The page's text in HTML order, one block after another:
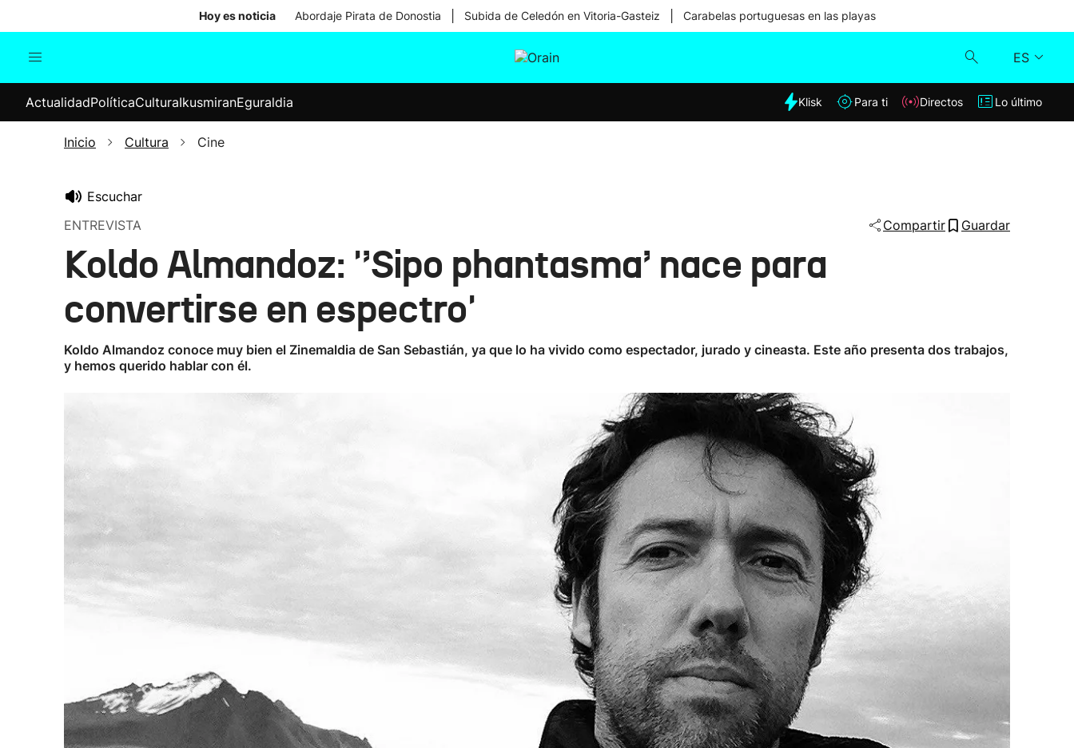
Hoy es noticia Abordaje Pirata de Donostia Subida de Celedón en Vitoria-Gasteiz Carabelas portuguesas en las playas
ES
Internacional
Elecciones
Klisk
ActualidadPolíticaCulturaIkusmiranEguraldia Klisk Para ti Directos Lo último
Inicio Cultura Cine
Escuchar
ENTREVISTA
Compartir Guardar
Koldo Almandoz: '’Sipo phantasma’ nace para
convertirse en espectro'
Koldo Almandoz conoce muy bien el Zinemaldia de San Sebastián, ya que lo ha vivido como espectador, jurado y cineasta. Este año presenta dos trabajos,
y hemos querido hablar con él.